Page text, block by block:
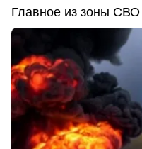
Главное из зоны СВО